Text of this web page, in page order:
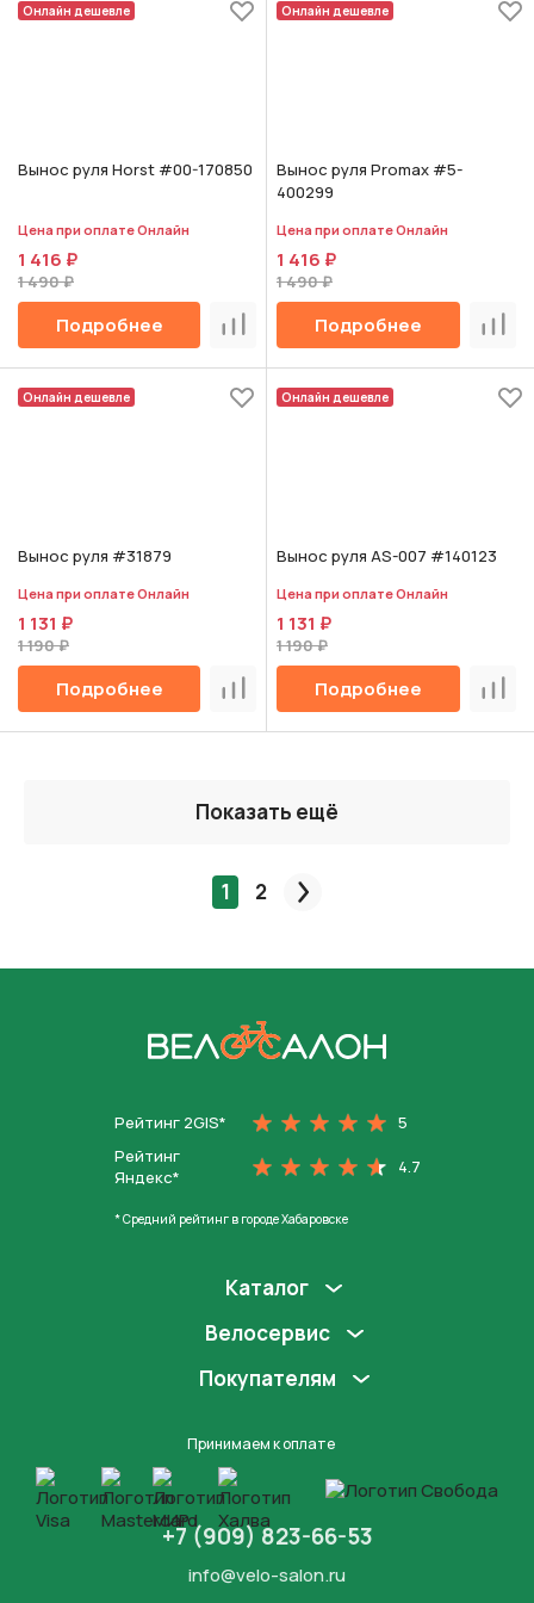
Онлайн дешевле
Вынос руля Horst #00-170850
Цена при оплате Онлайн
1 416 ₽
1 490 ₽
Подробнее Сравнить
Онлайн дешевле
Вынос руля Promax #5-
400299
Цена при оплате Онлайн
1 416 ₽
1 490 ₽
Подробнее
Онлайн дешевле
Вынос руля #31879
Цена при оплате Онлайн
1 131 ₽
1 190 ₽
Подробнее Сравнить
Онлайн дешевле
Вынос руля AS-007 #140123
Цена при оплате Онлайн
1 131 ₽
1 190 ₽
Подробнее
Показать ещё
1 2 След.
Рейтинг 2GIS*
5
Рейтинг
Яндекс*
4.7
* Средний рейтинг в городе Хабаровске
Каталог
Велосервис
Покупателям
Принимаем к оплате
+7 (909) 823-66-53
info@velo-salon.ru